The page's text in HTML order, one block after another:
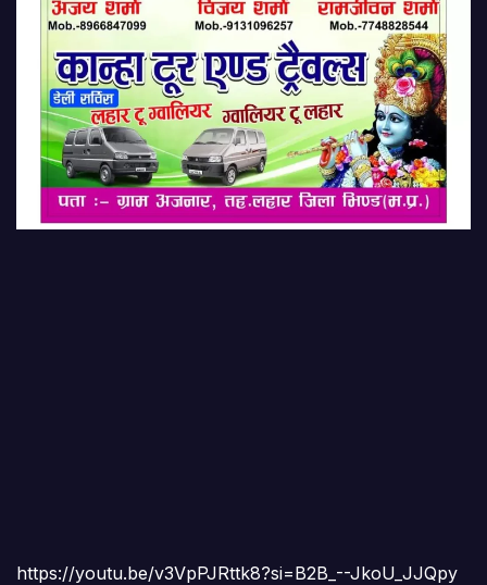
https://youtu.be/v3VpPJRttk8?si=B2B_--JkoU_JJQpy